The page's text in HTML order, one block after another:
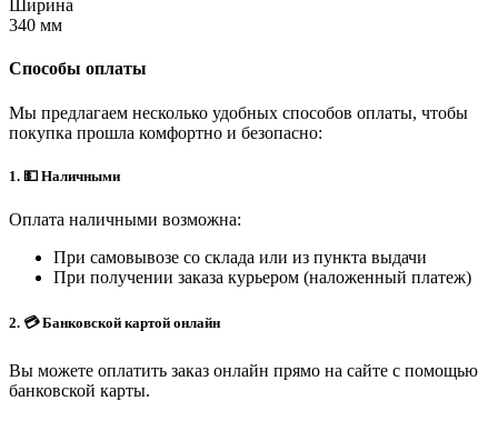
Ширина
340 мм
Способы оплаты
Мы предлагаем несколько удобных способов оплаты, чтобы
покупка прошла комфортно и безопасно:
1. 💵 Наличными
Оплата наличными возможна:
При самовывозе со склада или из пункта выдачи
При получении заказа курьером (наложенный платеж)
2. 💳 Банковской картой онлайн
Вы можете оплатить заказ онлайн прямо на сайте с помощью
банковской карты.